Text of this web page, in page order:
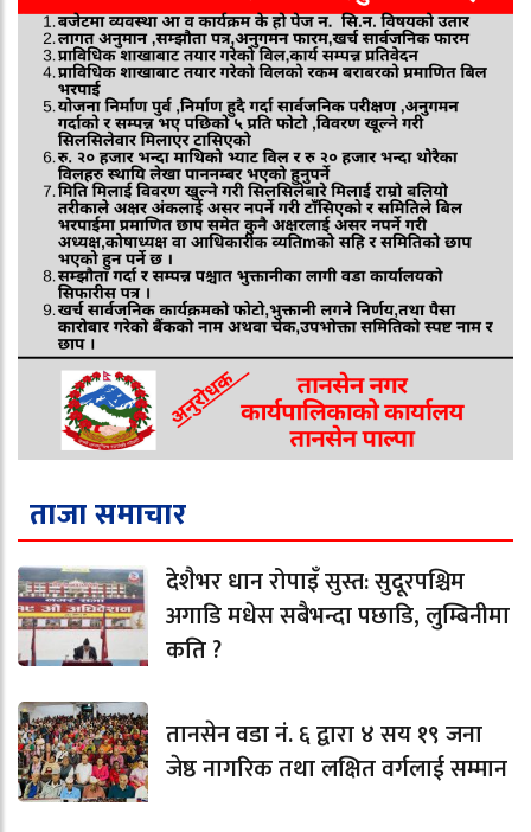
ताजा समाचार
देशैभर धान रोपाइँ सुस्त: सुदूरपश्चिम
अगाडि मधेस सबैभन्दा पछाडि, लुम्बिनीमा
कति ?
तानसेन वडा नं. ६ द्वारा ४ सय १९ जना
जेष्ठ नागरिक तथा लक्षित वर्गलाई सम्मान